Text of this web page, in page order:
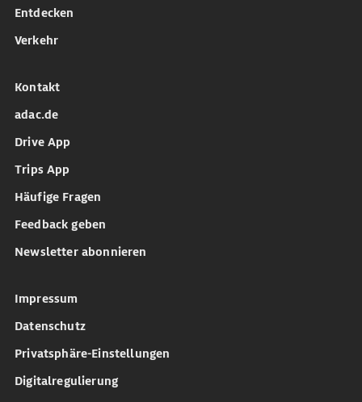
Entdecken
Verkehr
Kontakt
adac.de
Drive App
Trips App
Häufige Fragen
Feedback geben
Newsletter abonnieren
Impressum
Datenschutz
Privatsphäre-Einstellungen
Digitalregulierung